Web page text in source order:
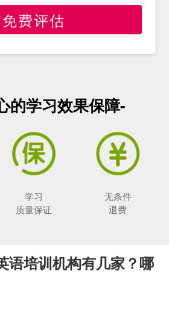
免费评估
的学习效果保障-
学习
质量保证
无条件
退费
语培训机构有几家？哪